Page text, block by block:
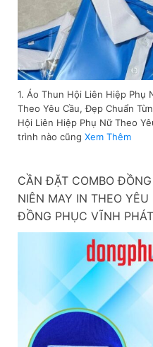
1. Áo Thun Hội Liên Hiệp Phụ
Theo Yêu Cầu, Đẹp Chuẩn
Hội Liên Hiệp Phụ Nữ Theo
trình nào cũng Xem Thêm
CẦN ĐẶT COMBO
NIÊN MAY IN THEO
ĐỒNG PHỤC VĨNH PHÁT